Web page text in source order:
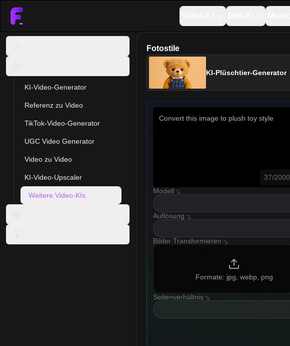
KI-Video-Generator
Referenz zu Video
TikTok-Video-Generator
UGC Video Generator
Video zu Video
KI-Video-Upscaler
Weitere Video-KIs
Fotostile
KI-Plüschtier-Generator
37/2000
Modell
imageModelOption
Auflösung
mediaResolution
Bilder Transformieren
Formate: jpg, webp, png
Seitenverhältnis
resolution